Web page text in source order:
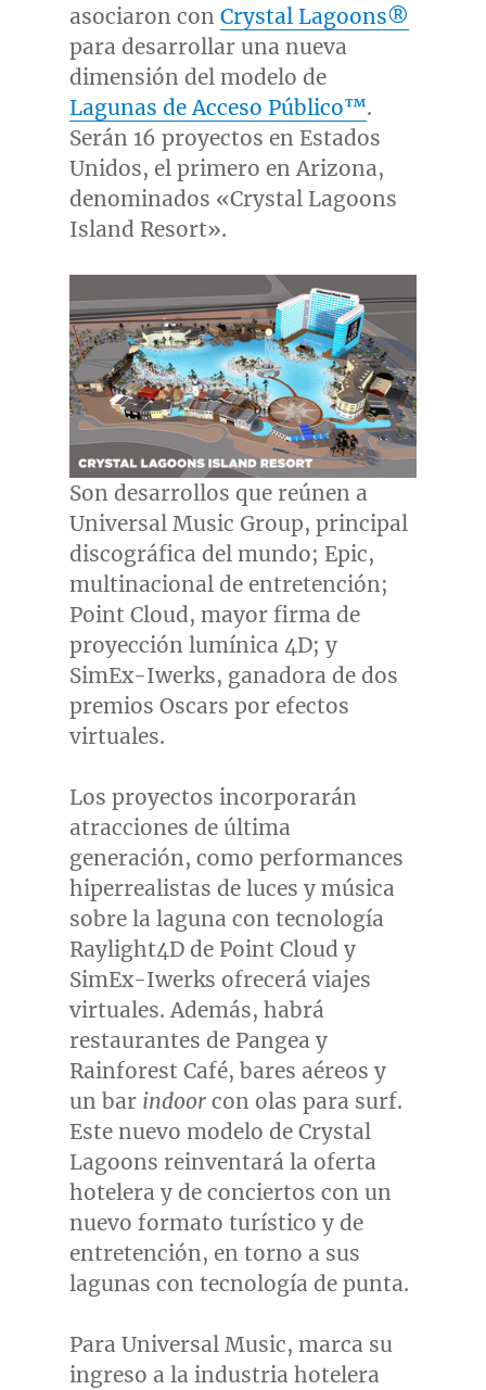
asociaron con Crystal Lagoons®
para desarrollar una nueva
dimensión del modelo de
Lagunas de Acceso Público™.
Serán 16 proyectos en Estados
Unidos, el primero en Arizona,
denominados «Crystal Lagoons
Island Resort».
Son desarrollos que reúnen a
Universal Music Group, principal
discográfica del mundo; Epic,
multinacional de entretención;
Point Cloud, mayor firma de
proyección lumínica 4D; y
SimEx-Iwerks, ganadora de dos
premios Oscars por efectos
virtuales.
Los proyectos incorporarán
atracciones de última
generación, como performances
hiperrealistas de luces y música
sobre la laguna con tecnología
Raylight4D de Point Cloud y
SimEx-Iwerks ofrecerá viajes
virtuales. Además, habrá
restaurantes de Pangea y
Rainforest Café, bares aéreos y
un bar indoorcon olas para surf.
Este nuevo modelo de Crystal
Lagoons reinventará la oferta
hotelera y de conciertos con un
nuevo formato turístico y de
entretención, en torno a sus
lagunas con tecnología de punta.
Para Universal Music, marca su
ingreso a la industria hotelera